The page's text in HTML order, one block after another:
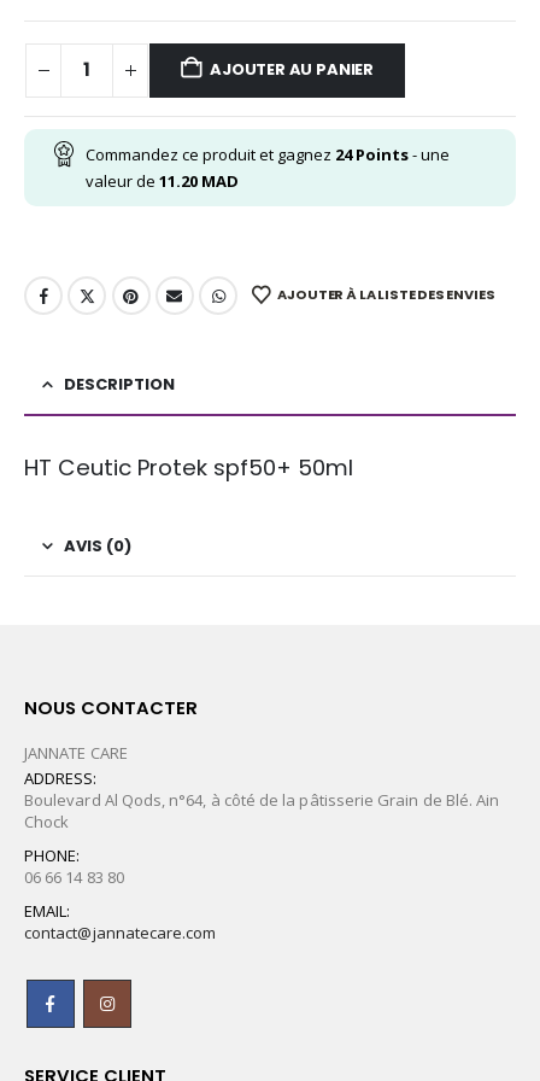
AJOUTER AU PANIER
Commandez ce produit et gagnez 24Points- une
valeur de 11.20 MAD
AJOUTER À LA LISTE DES ENVIES
DESCRIPTION
HT Ceutic Protek spf50+ 50ml
AVIS (0)
NOUS CONTACTER
JANNATE CARE
ADDRESS:
Boulevard Al Qods, n°64, à côté de la pâtisserie Grain de Blé. Ain
Chock
PHONE:
06 66 14 83 80
EMAIL:
contact@jannatecare.com
SERVICE CLIENT